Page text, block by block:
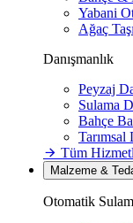
Yabani
Ağaç
Danışmanlık
Peyzaj
Sulama
Bahçe
Tarımsal
Tüm
Malzeme &
Otomatik